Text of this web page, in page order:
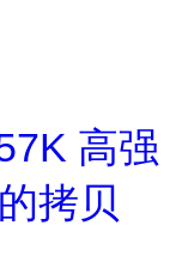
高强
拷贝